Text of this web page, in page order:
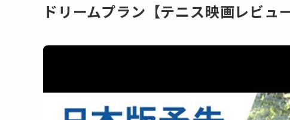
ドリームプラン【テニス映画レビュ